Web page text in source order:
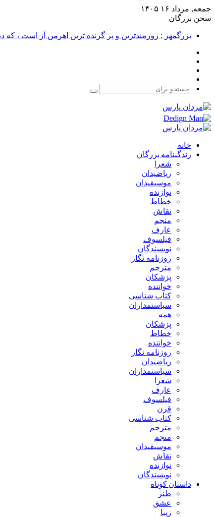
جمعه, مرداد ۱۶ ۱۴۰۵
سخن بزرگان
بزرگمهر : زورمندترین و پر گزنده ترین اهرمن آز است ،
جستجو
خانه
زندگینامه بزرگان
شعرا
ریاضیدان
موسیقیدان
نوازنده
خطاط
نقاش
منجم
عارف
فیلسوف
نویسندگان
روزنامه نگار
مترجم
پزشکان
خواننده
کتاب شناسی
سیاستمداران
همه
پزشکان
خطاط
خواننده
روزنامه نگار
ریاضیدان
سیاستمداران
شعرا
عارف
فیلسوف
قرن
کتاب شناسی
مترجم
منجم
موسیقیدان
نقاش
نوازنده
نویسندگان
داستان کوتاه
طنز
عشق
زیبا